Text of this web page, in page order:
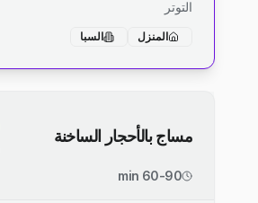
التوتر
المنزل السبا
مساج بالأحجار الساخنة
60-90 min